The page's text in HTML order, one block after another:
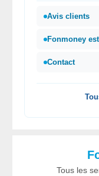
Avis clients
Fonmoney
Contact
Tous les